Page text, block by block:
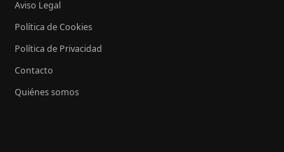
Aviso Legal
Política de Cookies
Política de Privacidad
Contacto
Quiénes somos